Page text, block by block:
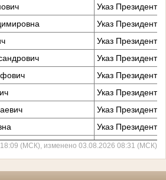
Указ
Указ
Указ
Указ
Указ
Указ
Указ
Указ
18:09 (МСК), изменено 03.08.2026 08:31 (МСК)